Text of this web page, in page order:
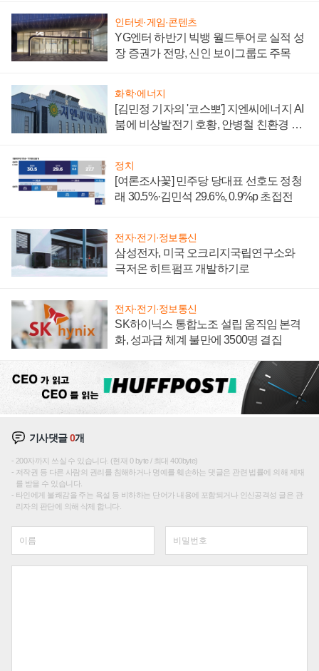
인터넷·게임·콘텐츠
YG엔터 하반기 빅뱅 월드투어로 실적 성
장 증권가 전망, 신인 보이그룹도 주목
화학·에너지
[김민정 기자의 '코스뽀'] 지엔씨에너지 AI
붐에 비상발전기 호황, 안병철 친환경 에
정치
[여론조사꽃] 민주당 당대표 선호도 정청
래 30.5%·김민석 29.6%, 0.9%p 초접전
전자·전기·정보통신
삼성전자, 미국 오크리지국립연구소와
극저온 히트펌프 개발하기로
전자·전기·정보통신
SK하이닉스 통합노조 설립 움직임 본격
화, 성과급 체계 불만에 3500명 결집
기사댓글0개
200자까지 쓰실 수 있습니다. (현재 0 byte / 최대 400byte)
저작권 등 다른 사람의 권리를 침해하거나 명예를 훼손하는 댓글은 관련 법률에 의해 제재
를 받을 수 있습니다.
타인에게 불쾌감을 주는 욕설 등 비하하는 단어가 내용에 포함되거나 인신공격성 글은 관
리자의 판단에 의해 삭제 합니다.